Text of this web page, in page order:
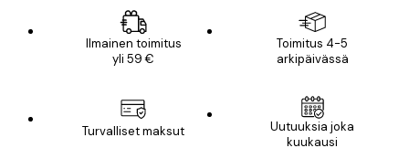
Ilmainen toimitus
yli 59 €
Toimitus 4-5
arkipäivässä
Turvalliset maksut
Uutuuksia joka
kuukausi